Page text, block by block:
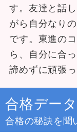
す。友達と話
がら自分なり
です。東進の
ら、自分に合
諦めずに頑張
合格データ
合格の秘訣を聞